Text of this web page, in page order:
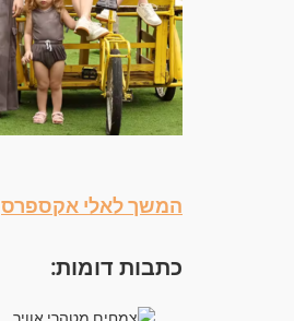
המשך לאלי אקספרס
כתבות דומות: